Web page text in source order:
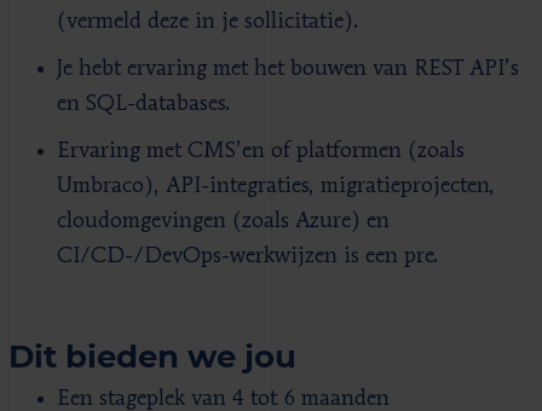
(vermeld deze in je sollicitatie).
Je hebt ervaring met het bouwen van REST API’s
en SQL-databases.
Ervaring met CMS’en of platformen (zoals
Umbraco), API-integraties, migratieprojecten,
cloudomgevingen (zoals Azure) en
CI/CD-/DevOps-werkwijzen is een pre.
Dit bieden we jou
Een stageplek van 4 tot 6 maanden